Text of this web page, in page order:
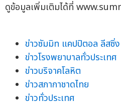
ดูข้อมูลเพิ่มเติมได้ที่
ข่าวซัมมิท แคปปิตอล ลีสซิ่ง
ข่าวโรงพยาบาลทั่วประเทศ
ข่าวบริจาคโลหิต
ข่าวสภากาชาดไทย
ข่าวทั่วประเทศ